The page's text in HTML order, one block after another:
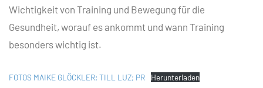
Wichtigkeit von Training und Bewegung für die
Gesundheit, worauf es ankommt und wann Training
besonders wichtig ist.
FOTOS MAIKE GLÖCKLER; TILL LUZ; PR Herunterladen